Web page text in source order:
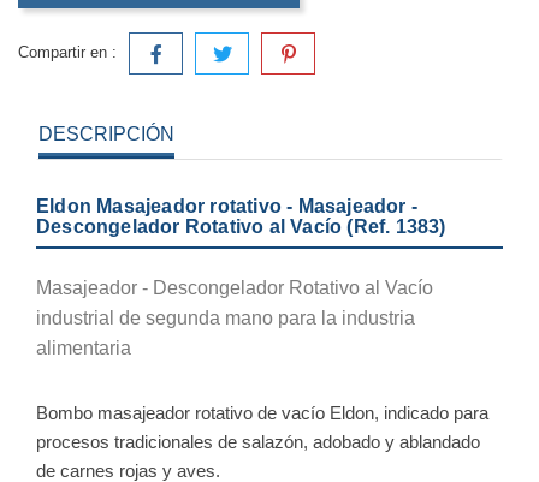
Compartir en :
DESCRIPCIÓN
Eldon Masajeador rotativo - Masajeador -
Descongelador Rotativo al Vacío (Ref. 1383)
Masajeador - Descongelador Rotativo al Vacío
industrial de segunda mano para la industria
alimentaria
Bombo masajeador rotativo de vacío Eldon, indicado para
procesos tradicionales de salazón, adobado y ablandado
de carnes rojas y aves.